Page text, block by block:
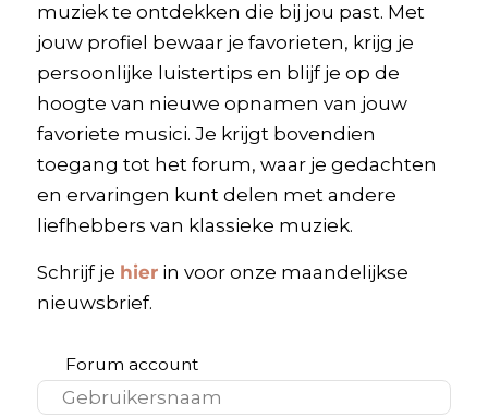
muziek te ontdekken die bij jou past. Met
jouw profiel bewaar je favorieten, krijg je
persoonlijke luistertips en blijf je op de
hoogte van nieuwe opnamen van jouw
favoriete musici. Je krijgt bovendien
toegang tot het forum, waar je gedachten
en ervaringen kunt delen met andere
liefhebbers van klassieke muziek.
Schrijf je hierin voor onze maandelijkse
nieuwsbrief.
Forum account